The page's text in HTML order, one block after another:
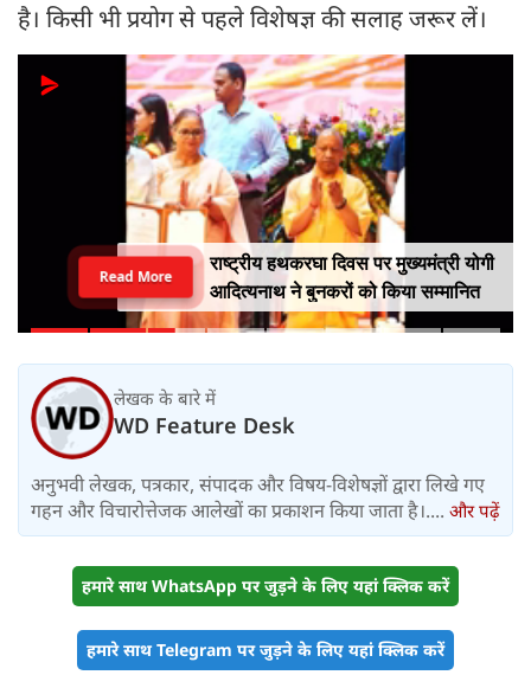
है। किसी भी प्रयोग से पहले विशेषज्ञ की सलाह जरूर लें।
राष्ट्रीय हथकरघा दिवस पर मुख्यमंत्री योगी
आदित्यनाथ ने बुनकरों को किया सम्मानित
Read More
लेखक के बारे में
WD Feature Desk
अनुभवी लेखक, पत्रकार, संपादक और विषय-विशेषज्ञों द्वारा लिखे गए
गहन और विचारोत्तेजक आलेखों का प्रकाशन किया जाता है।.... और पढ़ें
हमारे साथ WhatsApp पर जुड़ने के लिए यहां क्लिक करें
हमारे साथ Telegram पर जुड़ने के लिए यहां क्लिक करें